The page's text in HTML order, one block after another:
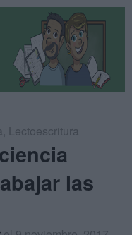
, Lectoescritura
las